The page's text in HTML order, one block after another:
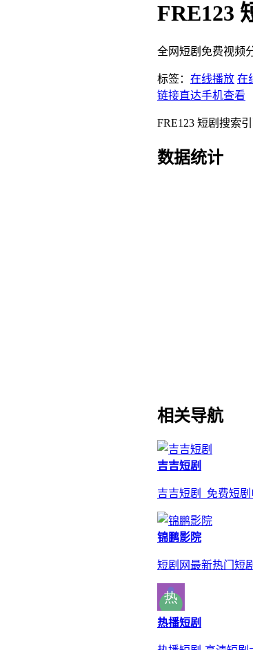
FRE123
全网短剧免费视频
标签： 在线播放 在
链接直达手机查看
FRE123 短剧搜索
数据统计
相关导航
吉吉短剧
吉吉短剧_免费短
锦鹏影院
短剧网最新热门短
热播短剧